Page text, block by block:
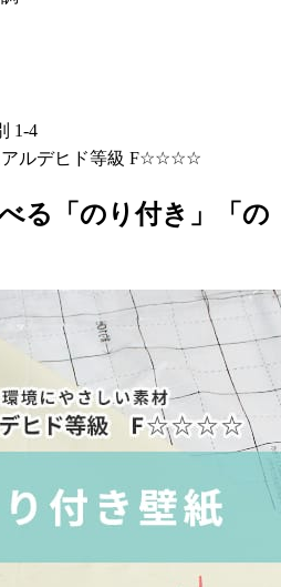
1-4
アルデヒド等級 F☆☆☆☆
る「のり付き」「の